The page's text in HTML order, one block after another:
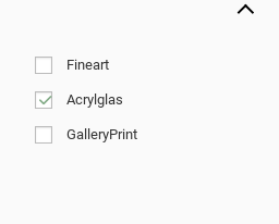
Fineart
Acrylglas
GalleryPrint